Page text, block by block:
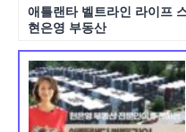
애틀랜타 벨트라인 라이프
현은영 부동산